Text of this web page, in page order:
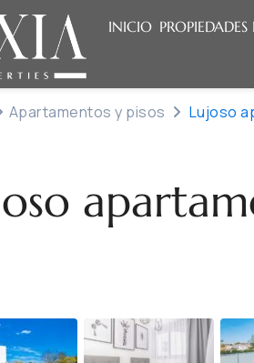
INICIO
Apartamentos y pisos Lujoso